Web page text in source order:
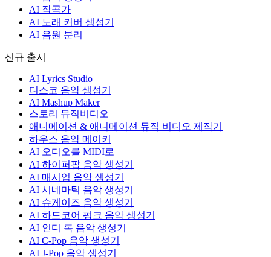
AI 작곡가
AI 노래 커버 생성기
AI 음원 분리
신규 출시
AI Lyrics Studio
디스코 음악 생성기
AI Mashup Maker
스토리 뮤직비디오
애니메이션 & 애니메이션 뮤직 비디오 제작기
하우스 음악 메이커
AI 오디오를 MIDI로
AI 하이퍼팝 음악 생성기
AI 매시업 음악 생성기
AI 시네마틱 음악 생성기
AI 슈게이즈 음악 생성기
AI 하드코어 펑크 음악 생성기
AI 인디 록 음악 생성기
AI C-Pop 음악 생성기
AI J-Pop 음악 생성기